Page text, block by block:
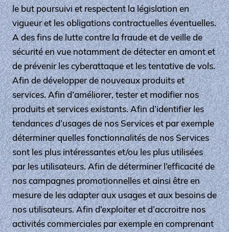
le but poursuivi et respectent la législation en
vigueur et les obligations contractuelles éventuelles.
A des fins de lutte contre la fraude et de veille de
sécurité en vue notamment de détecter en amont et
de prévenir les cyberattaque et les tentative de vols.
Afin de développer de nouveaux produits et
services. Afin d’améliorer, tester et modifier nos
produits et services existants. Afin d’identifier les
tendances d’usages de nos Services et par exemple
déterminer quelles fonctionnalités de nos Services
sont les plus intéressantes et/ou les plus utilisées
par les utilisateurs. Afin de déterminer l’efficacité de
nos campagnes promotionnelles et ainsi être en
mesure de les adapter aux usages et aux besoins de
nos utilisateurs. Afin d’exploiter et d’accroitre nos
activités commerciales par exemple en comprenant